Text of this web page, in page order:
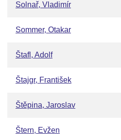
Solnař, Vladimír
Sommer, Otakar
Štafl, Adolf
Štajgr, František
Štěpina, Jaroslav
Štern, Evžen